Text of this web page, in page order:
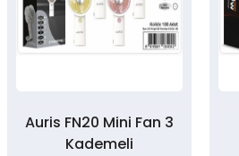
Auris FN20 Mini Fan 3
Kademeli